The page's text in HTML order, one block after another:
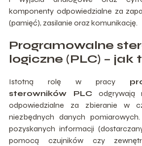
komponenty odpowiedzialne za
(pamięć), zasilanie oraz komunikację.
Programowalne
logiczne (PLC) – jak
Istotną rolę w pracy
sterowników PLCodgrywają
odpowiedzialne za zbieranie w
niezbędnych danych
pozyskanych informacji
pomocą czujników czy